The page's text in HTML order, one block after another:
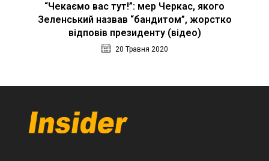
“Чекаємо вас тут!”: мер Черкас, якого
Зеленський назвав “бандитом”, жорстко
відповів президенту (відео)
20 Травня 2020